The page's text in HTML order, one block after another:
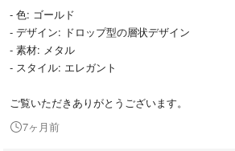
- 色: ゴールド
- デザイン: ドロップ型の層状デザイン
- 素材: メタル
- スタイル: エレガント
ご覧いただきありがとうございます。
7ヶ月前